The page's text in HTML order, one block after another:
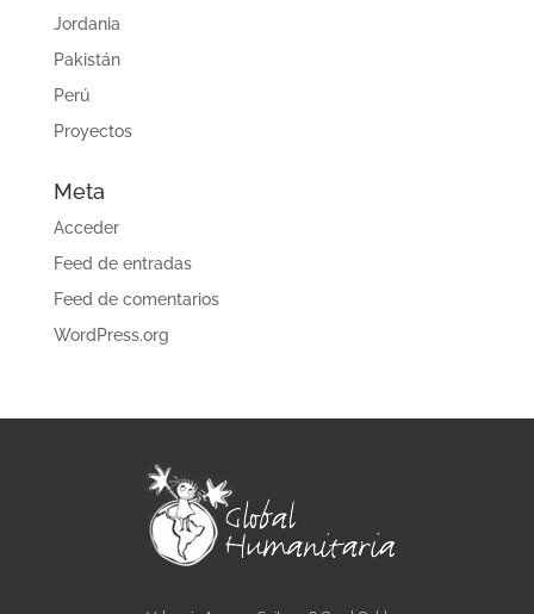
Jordania
Pakistán
Perú
Proyectos
Meta
Acceder
Feed de entradas
Feed de comentarios
WordPress.org